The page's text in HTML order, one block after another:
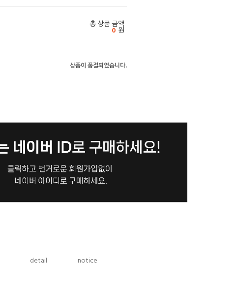
총 상품 금액
0 원
상품이 품절되었습니다.
detail notice